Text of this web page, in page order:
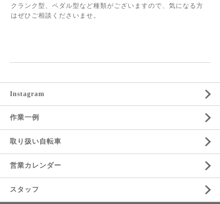
クランク型、ペダル型など種類がございますので、気になる方
はぜひご相談くださいませ。
Instagram
作業一例
取り扱い自転車
営業カレンダー
スタッフ